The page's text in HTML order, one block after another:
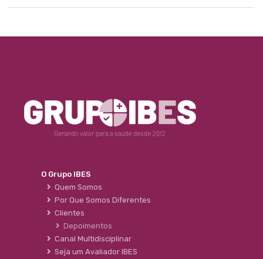
O Grupo IBES
Quem Somos
Por Que Somos Diferentes
Clientes
Depoimentos
Canal Multidisciplinar
Seja um Avaliador IBES